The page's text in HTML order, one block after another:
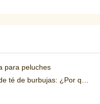
para peluches
té de burbujas: ¿Por qué